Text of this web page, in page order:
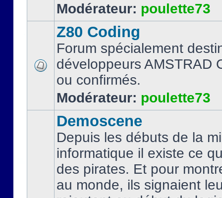
Modérateur: poulette73
Z80 Coding
Forum spécialement
développeurs AMSTRAD
ou confirmés.
Modérateur: poulette73
Demoscene
Depuis les débuts de la
informatique il existe ce
des pirates. Et pour
au monde, ils signaient